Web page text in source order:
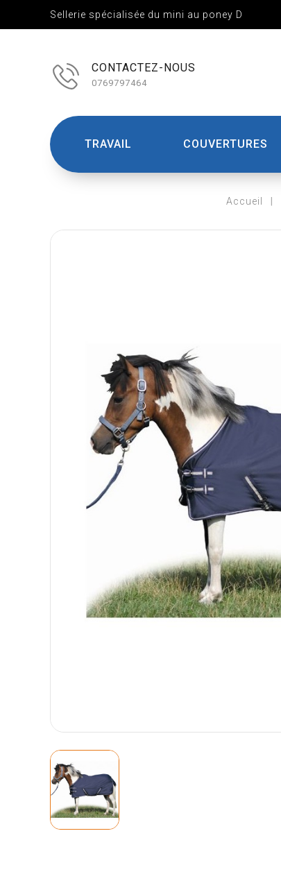
Sellerie spécialisée du mini au poney D
CONTACTEZ-NOUS
0769797464
TRAVAIL COUVERTURES
Accueil